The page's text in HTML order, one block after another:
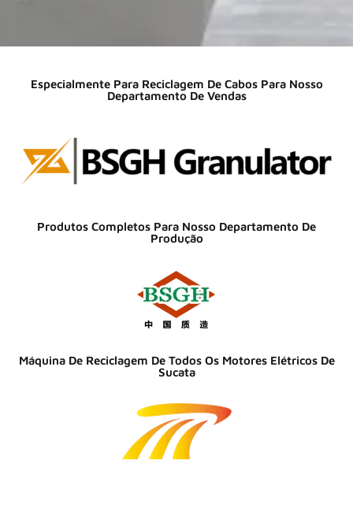
Especialmente Para Reciclagem De Cabos Para Nosso
Departamento De Vendas
Produtos Completos Para Nosso Departamento De
Produção
Máquina De Reciclagem De Todos Os Motores Elétricos De
Sucata